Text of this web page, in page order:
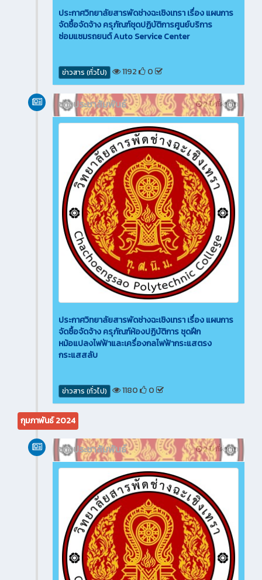
ประกาศวิทยาลัยสารพัดช่างฉะเชิงเทรา เรื่อง แผนการ
จัดซื้อจัดจ้าง ครุภัณฑ์ชุดปฏิบัติการศูนย์บริการ
ซ่อมแซมรถยนต์ Auto Service Center
ข่าวสาร (ทั่วไป) 1192 0
2 ปี ที่ผ่านมา
ข่าวประชาสัมพันธ์
ประกาศวิทยาลัยสารพัดช่างฉะเชิงเทรา เรื่อง แผนการ
จัดซื้อจัดจ้าง ครุภัณฑ์ห้องปฏิบัติการ ชุดฝึก
หม้อแปลงไฟฟ้าและเครื่องกลไฟฟ้ากระแสตรง
กระแสสลับ
ข่าวสาร (ทั่วไป) 1180 0
กุมภาพันธ์ 2024
2 ปี ที่ผ่านมา
ข่าวประชาสัมพันธ์